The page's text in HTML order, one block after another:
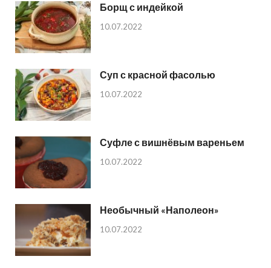
Борщ с индейкой
10.07.2022
Суп с красной фасолью
10.07.2022
Суфле с вишнёвым вареньем
10.07.2022
Необычный «Наполеон»
10.07.2022